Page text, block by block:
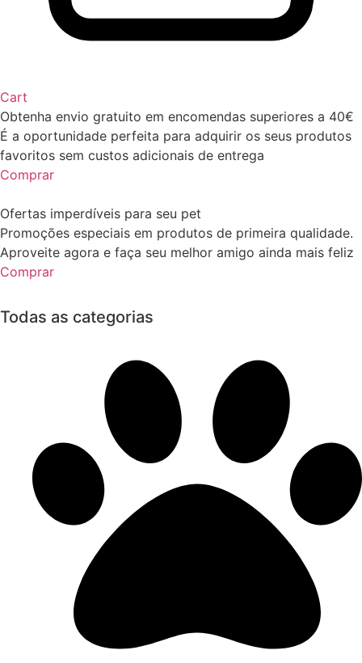
Cart
Obtenha envio gratuito em encomendas superiores a 40€
É a oportunidade perfeita para adquirir os seus produtos
favoritos sem custos adicionais de entrega
Comprar
Ofertas imperdíveis para seu pet
Promoções especiais em produtos de primeira qualidade.
Aproveite agora e faça seu melhor amigo ainda mais feliz
Comprar
Todas as categorias